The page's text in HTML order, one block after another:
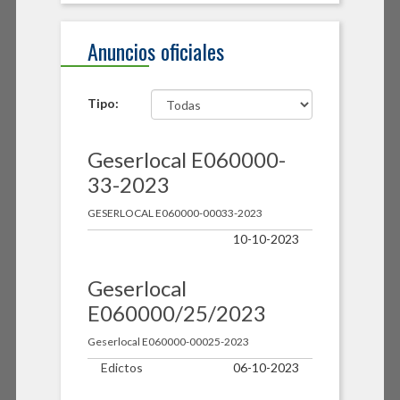
Anuncios oficiales
Tipo:
Geserlocal E060000-
33-2023
GESERLOCAL E060000-00033-2023
10-10-2023
Geserlocal
E060000/25/2023
Geserlocal E060000-00025-2023
Edictos 06-10-2023